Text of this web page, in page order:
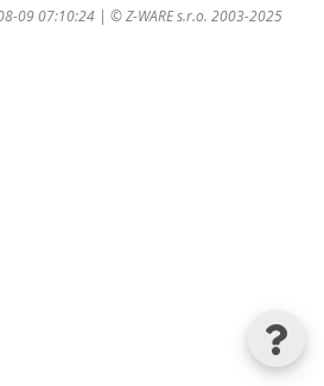
09 07:10:24 | ©Z-WARE s.r.o. 2003-2025